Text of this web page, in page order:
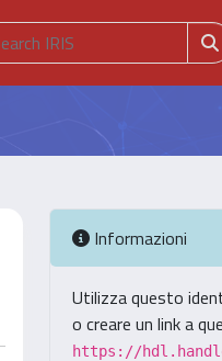
Informazioni
Utilizza questo
o creare un link a
https://